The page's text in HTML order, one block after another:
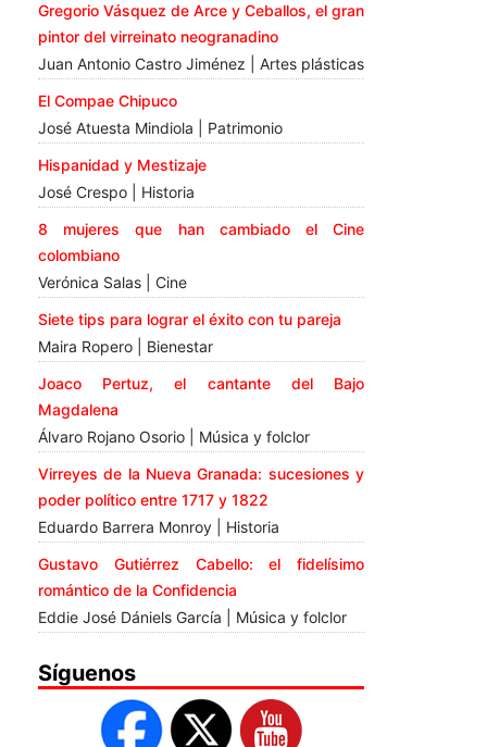
Gregorio Vásquez de Arce y Ceballos, el gran
pintor del virreinato neogranadino
Juan Antonio Castro Jiménez | Artes plásticas
El Compae Chipuco
José Atuesta Mindiola | Patrimonio
Hispanidad y Mestizaje
José Crespo | Historia
8 mujeres que han cambiado el Cine
colombiano
Verónica Salas | Cine
Siete tips para lograr el éxito con tu pareja
Maira Ropero | Bienestar
Joaco Pertuz, el cantante del Bajo
Magdalena
Álvaro Rojano Osorio | Música y folclor
Virreyes de la Nueva Granada: sucesiones y
poder político entre 1717 y 1822
Eduardo Barrera Monroy | Historia
Gustavo Gutiérrez Cabello: el fidelísimo
romántico de la Confidencia
Eddie José Dániels García | Música y folclor
Síguenos